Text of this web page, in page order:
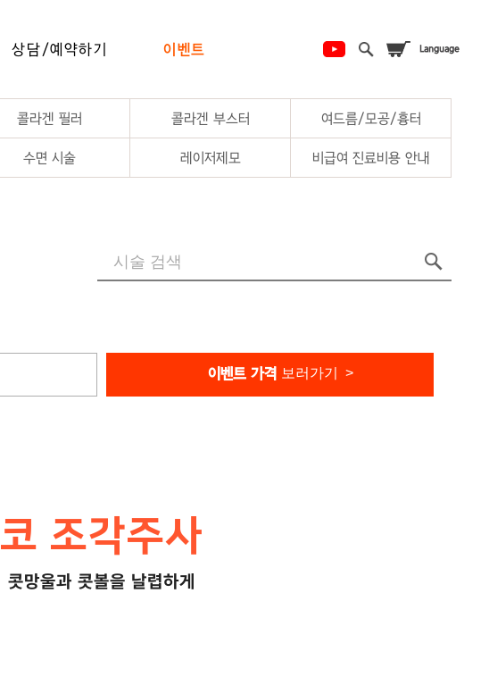
상담/예약하기 이벤트
콜라겐 필러 콜라겐 부스터 여드름/모공/흉터
수면 시술 레이저제모 비급여 진료비용 안내
이벤트 가격 보러가기 >
코 조각주사
콧망울과 콧볼을 날렵하게